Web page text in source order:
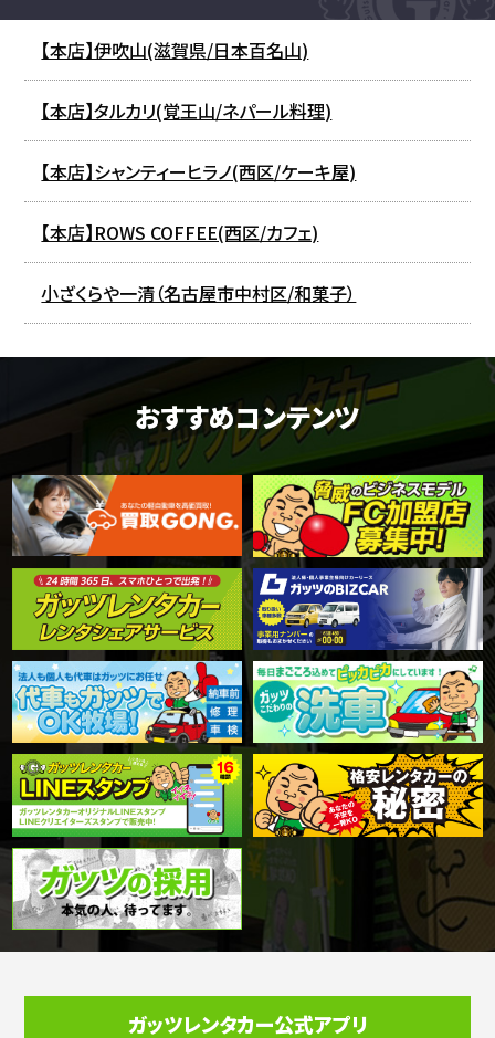
【本店】伊吹山(滋賀県/日本百名山)
【本店】タルカリ(覚王山/ネパール料理)
【本店】シャンティーヒラノ(西区/ケーキ屋)
【本店】ROWS COFFEE(西区/カフェ)
小ざくらや一清（名古屋市中村区/和菓子）
おすすめコンテンツ
ガッツレンタカー公式アプリ